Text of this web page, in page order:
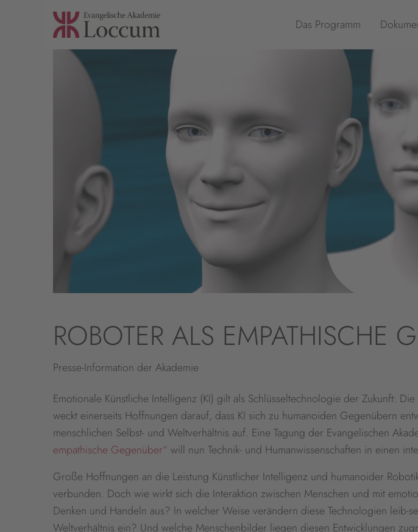
Das Programm
ROBOTER ALS EMPATHISCHE
Presse-Information der Akademie
Emotionale Künstliche Intelligenz (KI) gilt als Schlüsseltechnologie der Zukunft:
weckt einerseits Hoffnungen darauf, dass KI sich zu humanoiden Gegenübern
menschlichen Selbst- und Weltverhältnis auf. Eine Tagung der Evangelischen
empathische Gegenüber“ will nun Technik- und Humanwissenschaften in einen
Große Hoffnungen an die Leistung Künstlicher Intelligenz und humanoider
verbunden. Doch wie wirkt sich die Interaktion zwischen Menschen und mit
Denken und Handeln aus? In welcher Weise verändern diese Technologien leib-
Weltverhältnis ein? Und welche Menschenbilder liegen diesen Entwicklungen